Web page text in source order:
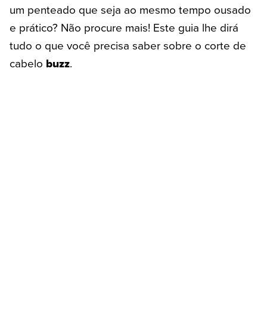
um penteado que seja ao mesmo tempo ousado
e prático? Não procure mais! Este guia lhe dirá
tudo o que você precisa saber sobre o corte de
cabelo buzz.